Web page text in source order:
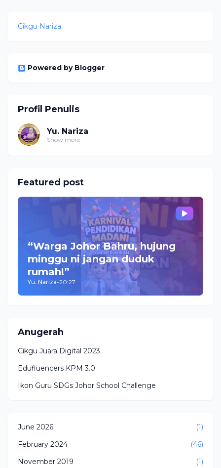
Cikgu Nariza
Powered by Blogger
Profil Penulis
Yu. Nariza
Show more
Featured post
“Warga Johor Bahru, hujung
minggu ni jangan duduk
rumah!”
Yu. Nariza-20:27
Anugerah
Cikgu Juara Digital 2023
Edufluencers KPM 3.0
Ikon Guru SDGs Johor School Challenge
June 2026
(1)
February 2024
(46)
November 2019
(1)